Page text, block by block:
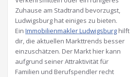
Zuhause am Stadtrand bevorzugst,
Ludwigsburg hat einiges zu bieten.
Ein Immobilienmakler Ludwigsburg hilft
dir, die aktuellen Markttrends besser
einzuschätzen. Der Markt hier kann
aufgrund seiner Attraktivität für
Familien und Berufspendler recht